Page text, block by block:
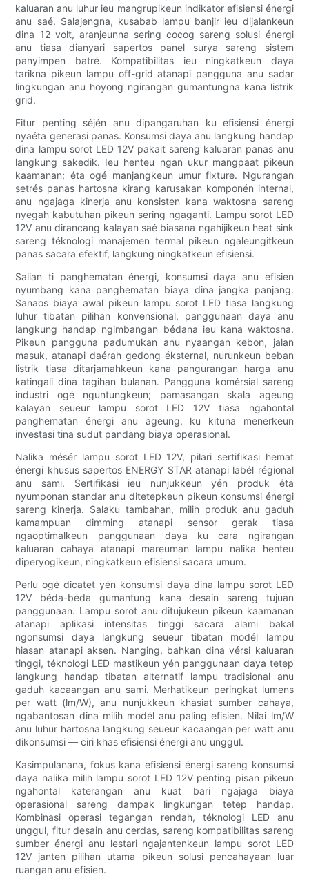
kaluaran anu luhur ieu mangrupikeun indikator efisiensi énergi
anu saé. Salajengna, kusabab lampu banjir ieu dijalankeun
dina 12 volt, aranjeunna sering cocog sareng solusi énergi
anu tiasa dianyari sapertos panel surya sareng sistem
panyimpen batré. Kompatibilitas ieu ningkatkeun daya
tarikna pikeun lampu off-grid atanapi pangguna anu sadar
lingkungan anu hoyong ngirangan gumantungna kana listrik
grid.
Fitur penting séjén anu dipangaruhan ku efisiensi énergi
nyaéta generasi panas. Konsumsi daya anu langkung handap
dina lampu sorot LED 12V pakait sareng kaluaran panas anu
langkung sakedik. Ieu henteu ngan ukur mangpaat pikeun
kaamanan; éta ogé manjangkeun umur fixture. Ngurangan
setrés panas hartosna kirang karusakan komponén internal,
anu ngajaga kinerja anu konsisten kana waktosna sareng
nyegah kabutuhan pikeun sering ngaganti. Lampu sorot LED
12V anu dirancang kalayan saé biasana ngahijikeun heat sink
sareng téknologi manajemen termal pikeun ngaleungitkeun
panas sacara efektif, langkung ningkatkeun efisiensi.
Salian ti panghematan énergi, konsumsi daya anu efisien
nyumbang kana panghematan biaya dina jangka panjang.
Sanaos biaya awal pikeun lampu sorot LED tiasa langkung
luhur tibatan pilihan konvensional, panggunaan daya anu
langkung handap ngimbangan bédana ieu kana waktosna.
Pikeun pangguna padumukan anu nyaangan kebon, jalan
masuk, atanapi daérah gedong éksternal, nurunkeun beban
listrik tiasa ditarjamahkeun kana pangurangan harga anu
katingali dina tagihan bulanan. Pangguna komérsial sareng
industri ogé nguntungkeun; pamasangan skala ageung
kalayan seueur lampu sorot LED 12V tiasa ngahontal
panghematan énergi anu ageung, ku kituna menerkeun
investasi tina sudut pandang biaya operasional.
Nalika mésér lampu sorot LED 12V, pilari sertifikasi hemat
énergi khusus sapertos ENERGY STAR atanapi labél régional
anu sami. Sertifikasi ieu nunjukkeun yén produk éta
nyumponan standar anu ditetepkeun pikeun konsumsi énergi
sareng kinerja. Salaku tambahan, milih produk anu gaduh
kamampuan dimming atanapi sensor gerak tiasa
ngaoptimalkeun panggunaan daya ku cara ngirangan
kaluaran cahaya atanapi mareuman lampu nalika henteu
diperyogikeun, ningkatkeun efisiensi sacara umum.
Perlu ogé dicatet yén konsumsi daya dina lampu sorot LED
12V béda-béda gumantung kana desain sareng tujuan
panggunaan. Lampu sorot anu ditujukeun pikeun kaamanan
atanapi aplikasi intensitas tinggi sacara alami bakal
ngonsumsi daya langkung seueur tibatan modél lampu
hiasan atanapi aksen. Nanging, bahkan dina vérsi kaluaran
tinggi, téknologi LED mastikeun yén panggunaan daya tetep
langkung handap tibatan alternatif lampu tradisional anu
gaduh kacaangan anu sami. Merhatikeun peringkat lumens
per watt (lm/W), anu nunjukkeun khasiat sumber cahaya,
ngabantosan dina milih modél anu paling efisien. Nilai lm/W
anu luhur hartosna langkung seueur kacaangan per watt anu
dikonsumsi — ciri khas efisiensi énergi anu unggul.
Kasimpulanana, fokus kana efisiensi énergi sareng konsumsi
daya nalika milih lampu sorot LED 12V penting pisan pikeun
ngahontal katerangan anu kuat bari ngajaga biaya
operasional sareng dampak lingkungan tetep handap.
Kombinasi operasi tegangan rendah, téknologi LED anu
unggul, fitur desain anu cerdas, sareng kompatibilitas sareng
sumber énergi anu lestari ngajantenkeun lampu sorot LED
12V janten pilihan utama pikeun solusi pencahayaan luar
ruangan anu efisien.